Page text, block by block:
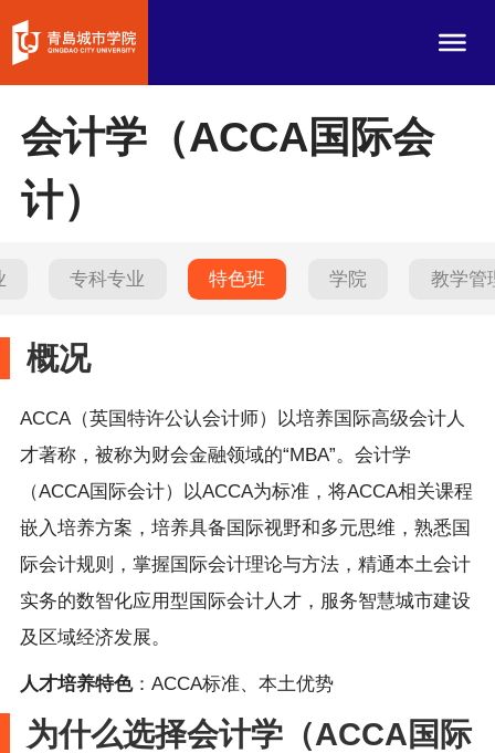
会计学（ACCA国际会
计）
专科专业 特色班 学院 教学管
概况
ACCA（英国特许公认会计师）以培养国际高级会计人
才著称，被称为财会金融领域的“MBA”。会计学
（ACCA国际会计）以ACCA为标准，将ACCA相关课程
嵌入培养方案，培养具备国际视野和多元思维，熟悉国
际会计规则，掌握国际会计理论与方法，精通本土会计
实务的数智化应用型国际会计人才，服务智慧城市建设
及区域经济发展。
人才培养特色：ACCA标准、本土优势
为什么选择会计学（ACCA国际